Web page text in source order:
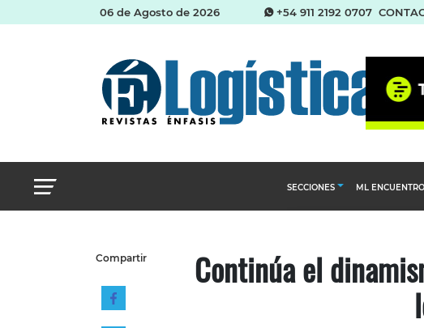
06 de Agosto de 2026 +54 911 2192 0707
SECCIONES
Almacenes e inventarios
Cadena de Suministro del
ML ENCUENTRO
Compartir Continúa el